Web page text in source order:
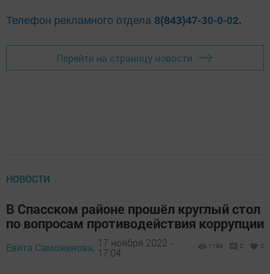
Телефон рекламного отдела 8(843)47-30-0-02.
Перейти на страницу новости
НОВОСТИ
В Спасском районе прошёл круглый стол
по вопросам противодействия коррупции
Евита Саможенова, 17 ноября 2022 -
17:04
1196 0 0